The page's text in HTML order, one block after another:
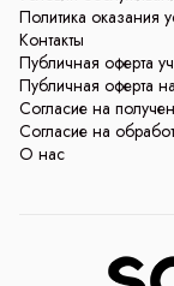
Политика оказания
Контакты
Публичная оферта
Публичная оферта
Согласие на
Согласие на
О нас